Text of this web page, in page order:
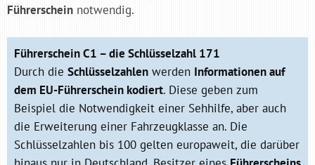
Führerschein notwendig.
Führerschein C1 – die Schlüsselzahl 171
Durch die Schlüsselzahlen werden Informationen auf
dem EU-Führerschein kodiert. Diese geben zum
Beispiel die Notwendigkeit einer Sehhilfe, aber auch
die Erweiterung einer Fahrzeugklasse an. Die
Schlüsselzahlen bis 100 gelten europaweit, die darüber